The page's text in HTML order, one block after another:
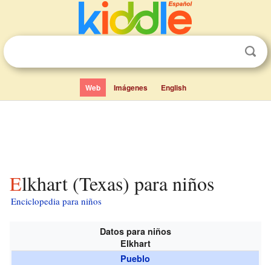
Web Imágenes English
Elkhart (Texas) para niños
Enciclopedia para niños
Datos para niños
Elkhart
Pueblo